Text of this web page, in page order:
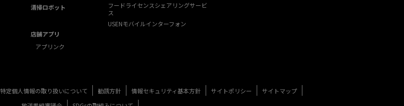
清掃ロボット
店舗アプリ
アプリンク
フードライセンスシェアリングサービ
ス
USENモバイルインターフォン
特定個人情報の取り扱いについて 勧誘方針 情報セキュリティ基本方針 サイトポリシー
サイトマップ